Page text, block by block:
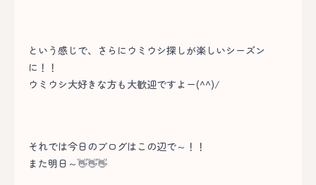
という感じで、さらにウミウシ探しが楽しいシーズン
に！！
ウミウシ大好きな方も大歓迎ですよー(^^)/
それでは今日のブログはこの辺で～！！
また明日～👋👋👋